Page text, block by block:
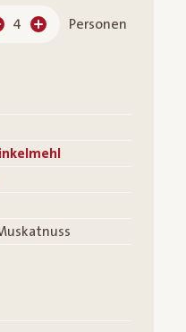
4 Personen